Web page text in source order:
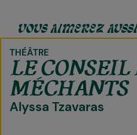
VOUS AIMEREZ AUSSI
THÉÂTRE
LE CONSEIL
MÉCHANTS
Alyssa Tzavaras